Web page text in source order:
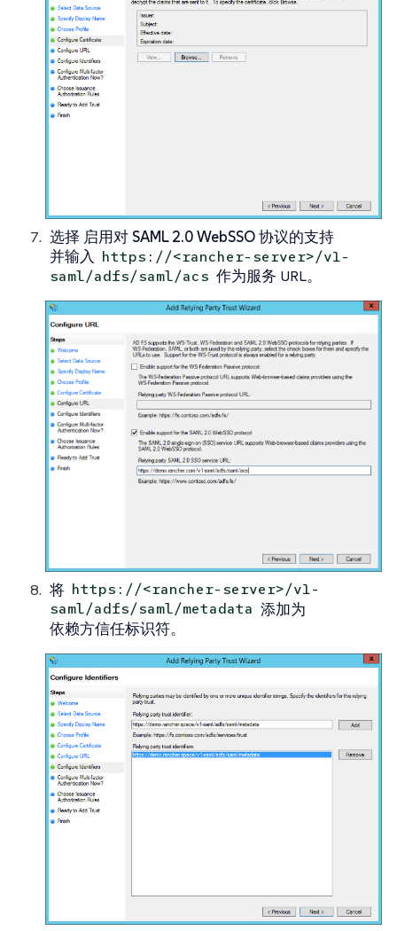
选择 启用对 SAML 2.0 WebSSO 协议的支持
并输入 https://<rancher-server>/v1-
saml/adfs/saml/acs 作为服务 URL。
将 https://<rancher-server>/v1-
saml/adfs/saml/metadata 添加为
依赖方信任标识符。